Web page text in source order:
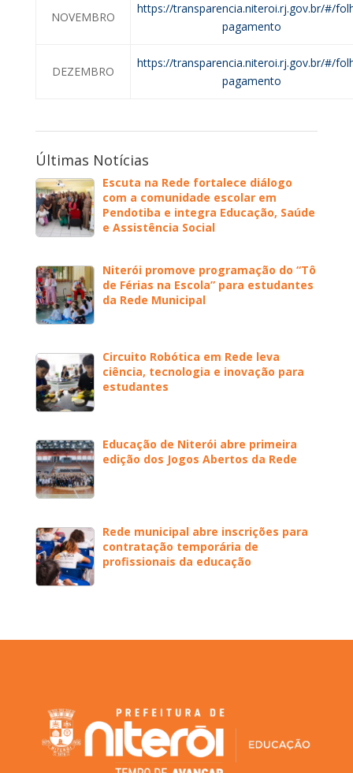
NOVEMBRO
https://transparencia.niteroi.rj.gov.br/#/
pagamento
DEZEMBRO
https://transparencia.niteroi.rj.gov.br/#/
pagamento
Últimas Notícias
Escuta na Rede fortalece diálogo
com a comunidade escolar em
Pendotiba e integra Educação, Saúde
e Assistência Social
Niterói promove programação do “Tô
de Férias na Escola” para estudantes
da Rede Municipal
Circuito Robótica em Rede leva
ciência, tecnologia e inovação para
estudantes
Educação de Niterói abre primeira
edição dos Jogos Abertos da Rede
Rede municipal abre inscrições para
contratação temporária de
profissionais da educação